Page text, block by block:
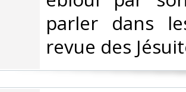
parler dans
revue des